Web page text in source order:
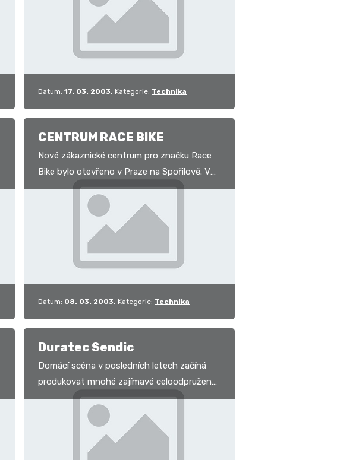
Datum: 17. 03. 2003 Kategorie: Technika
CENTRUM RACE BIKE
Nové zákaznické centrum pro značku Race
Bike bylo otevřeno v Praze na Spořilově. V
prodejně nabízí rámy RB, setové sady RB
vybavené tlumiči…
Datum: 08. 03. 2003 Kategorie: Technika
Duratec Sendic
Domácí scéna v posledních letech začíná
produkovat mnohé zajímavé celoodpružené
stroje, které si už neříkají o pozornost jen